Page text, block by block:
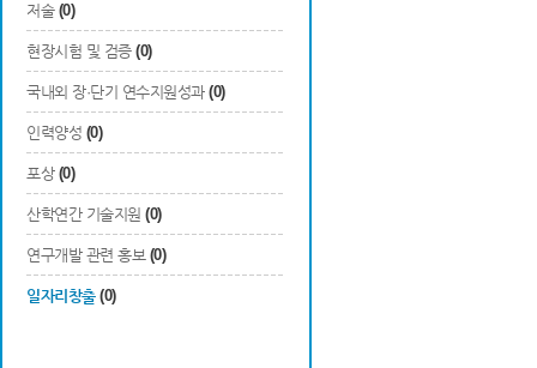
저술 (0)
현장시험 및 검증 (0)
국내외 장·단기 연수지원성과 (0)
인력양성 (0)
포상 (0)
산학연간 기술지원 (0)
연구개발 관련 홍보 (0)
일자리창출 (0)